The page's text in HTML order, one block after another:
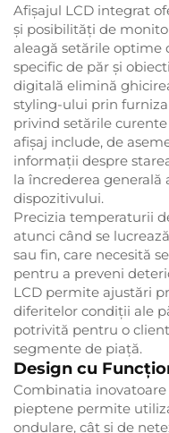
Afișajul LCD integrat
și posibilități de
aleagă setările optime
specific de păr și
digitală elimină
styling-ului prin
privind setările
afișaj include, de
informații despre
la încrederea
dispozitivului.
Precizia temperaturii
atunci când se
sau fin, care necesită
pentru a preveni
LCD permite ajustări
diferitelor condiții ale
potrivită pentru o
segmente de piață.
Design cu
Combinatia
pieptene permite
ondulare, cât și de